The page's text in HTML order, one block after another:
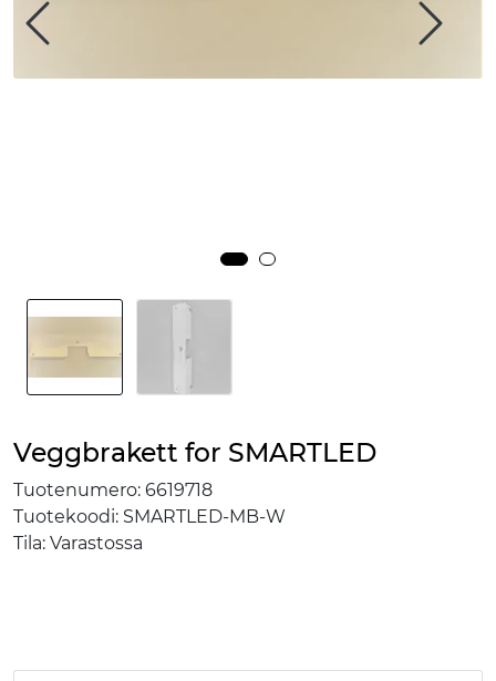
Veggbrakett for SMARTLED
Tuotenumero: 6619718
Tuotekoodi: SMARTLED-MB-W
Tila: Varastossa